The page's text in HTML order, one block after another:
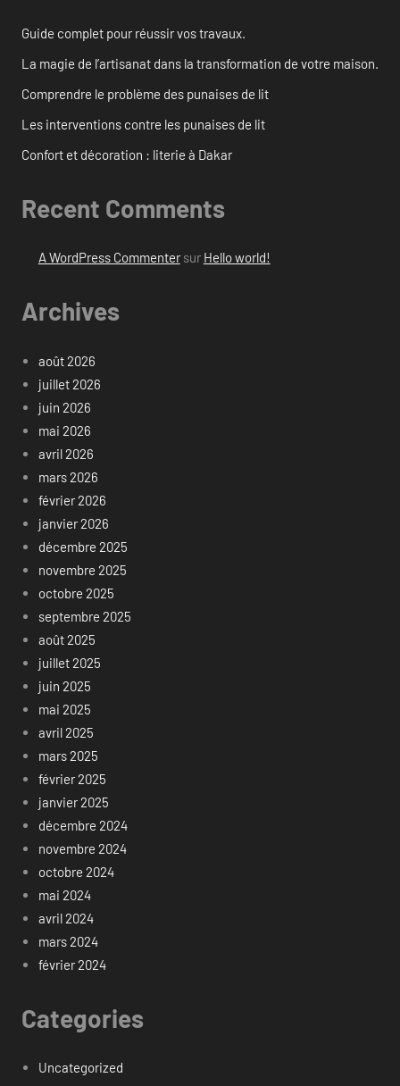
Guide complet pour réussir vos travaux.
La magie de l’artisanat dans la transformation de votre maison.
Comprendre le problème des punaises de lit
Les interventions contre les punaises de lit
Confort et décoration : literie à Dakar
Recent Comments
A WordPress Commentersur Hello world!
Archives
août 2026
juillet 2026
juin 2026
mai 2026
avril 2026
mars 2026
février 2026
janvier 2026
décembre 2025
novembre 2025
octobre 2025
septembre 2025
août 2025
juillet 2025
juin 2025
mai 2025
avril 2025
mars 2025
février 2025
janvier 2025
décembre 2024
novembre 2024
octobre 2024
mai 2024
avril 2024
mars 2024
février 2024
Categories
Uncategorized